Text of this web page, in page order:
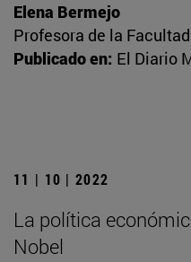
Elena Bermejo
Profesora de la
Publicado en: El Diario
11 | 10 | 2022
La política
Nobel